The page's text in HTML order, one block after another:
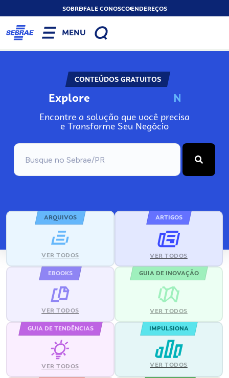
SOBREFALE CONOSCOENDEREÇOS
MENU
CONTEÚDOS GRATUITOS
Explore N
Encontre a solução que você precisa
e Transforme Seu Negócio
ARQUIVOS
VER TODOS
ARTIGOS
VER TODOS
EBOOKS
VER TODOS
GUIA DE INOVAÇÃO
VER TODOS
GUIA DE TENDÊNCIAS
VER TODOS
IMPULSIONA
VER TODOS